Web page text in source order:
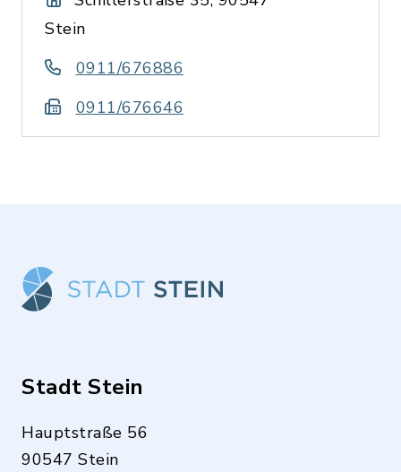
Stein
0911/676886
0911/676646
Stadt Stein
Hauptstraße 56
90547 Stein